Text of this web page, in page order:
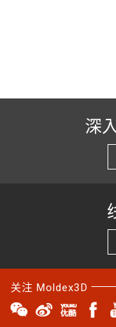
深
关注 Moldex3D